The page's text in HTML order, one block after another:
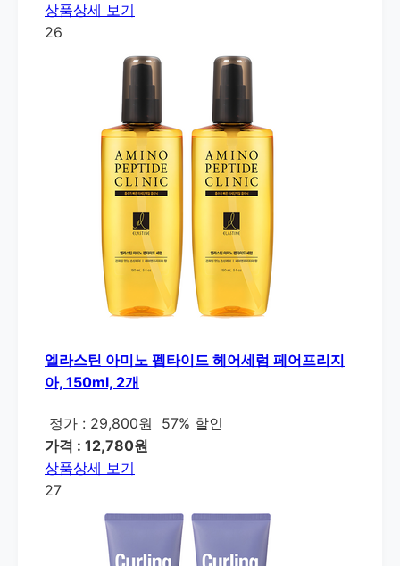
상품상세 보기
26
엘라스틴 아미노 펩타이드 헤어세럼 페어프리지
아, 150ml, 2개
정가 : 29,800원
57% 할인
가격 : 12,780원
상품상세 보기
27